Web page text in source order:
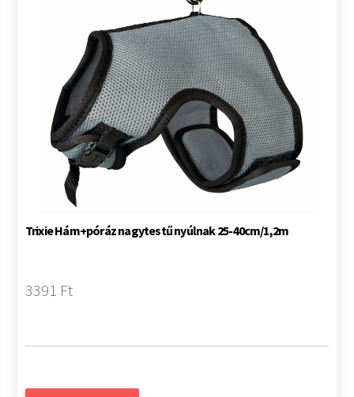
Trixie Hám+póráz nagytestű nyúlnak 25-40cm/1,2m
3391 Ft